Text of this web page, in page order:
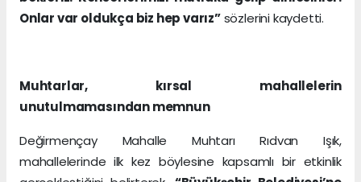
Onlar var oldukça biz hep varız”sözlerini kaydetti.
Muhtarlar, kırsal mahallelerin
unutulmamasından memnun
Değirmençay Mahalle Muhtarı Rıdvan Işık,
mahallelerinde ilk kez böylesine kapsamlı bir etkinlik